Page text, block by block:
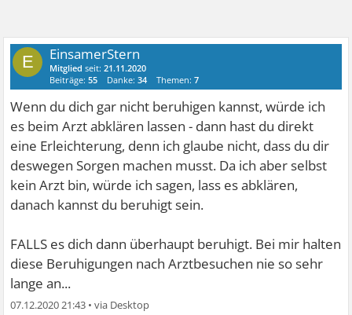
E EinsamerStern
Mitglied seit:21.11.2020
Beiträge:55 Danke:34 Themen:7
Wenn du dich gar nicht beruhigen kannst, würde ich
es beim Arzt abklären lassen - dann hast du direkt
eine Erleichterung, denn ich glaube nicht, dass du dir
deswegen Sorgen machen musst. Da ich aber selbst
kein Arzt bin, würde ich sagen, lass es abklären,
danach kannst du beruhigt sein.
FALLS es dich dann überhaupt beruhigt. Bei mir halten
diese Beruhigungen nach Arztbesuchen nie so sehr
lange an...
07.12.2020 21:43 •